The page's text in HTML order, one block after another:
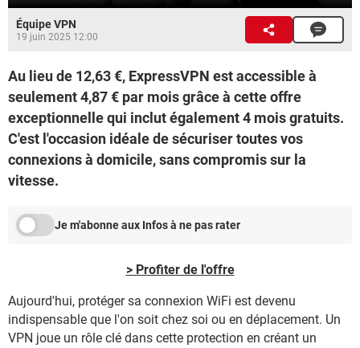
Équipe VPN
19 juin 2025 12:00
Au lieu de 12,63 €, ExpressVPN est accessible à
seulement 4,87 € par mois grâce à cette offre
exceptionnelle qui inclut également 4 mois gratuits.
C'est l'occasion idéale de sécuriser toutes vos
connexions à domicile, sans compromis sur la
vitesse.
Je m'abonne aux Infos à ne pas rater
> Profiter de l'offre
Aujourd'hui, protéger sa connexion WiFi est devenu
indispensable que l'on soit chez soi ou en déplacement. Un
VPN joue un rôle clé dans cette protection en créant un